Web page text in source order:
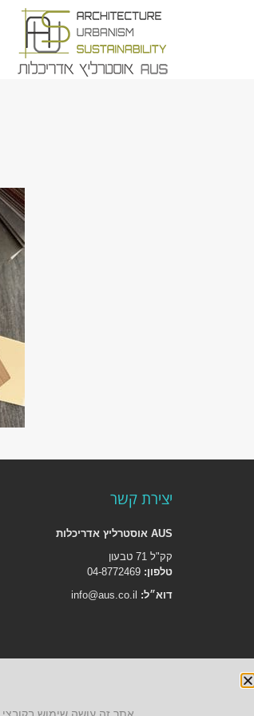
יצירת קשר
AUS אוסטרליץ אדריכלות
קק"ל 71 טבעון
טלפון:
דוא״ל: info@aus.co.il